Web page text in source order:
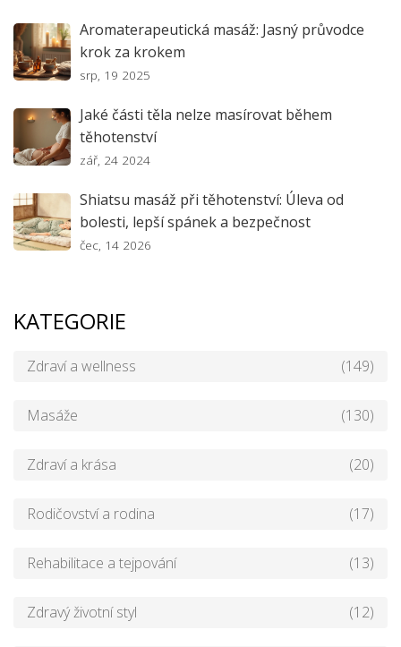
Aromaterapeutická masáž: Jasný průvodce
krok za krokem
srp, 19 2025
Jaké části těla nelze masírovat během
těhotenství
zář, 24 2024
Shiatsu masáž při těhotenství: Úleva od
bolesti, lepší spánek a bezpečnost
čec, 14 2026
KATEGORIE
Zdraví a wellness (149)
Masáže (130)
Zdraví a krása (20)
Rodičovství a rodina (17)
Rehabilitace a tejpování (13)
Zdravý životní styl (12)